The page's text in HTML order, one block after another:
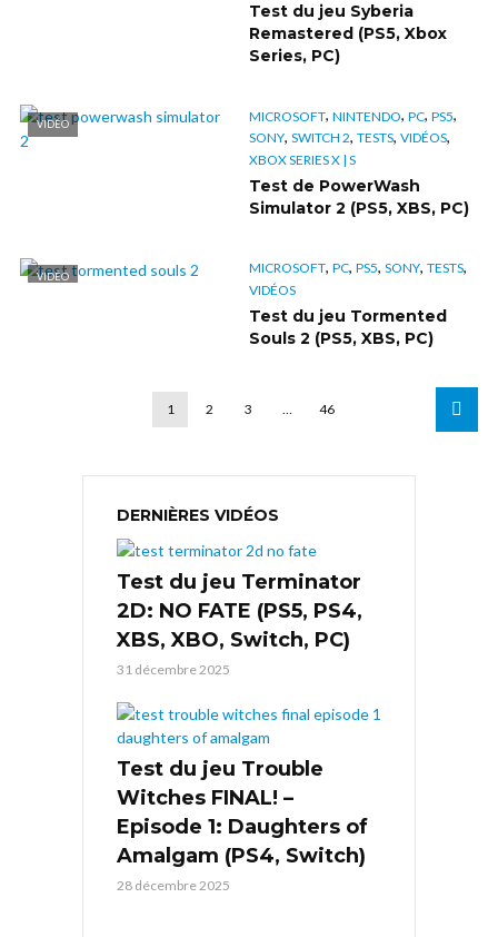
Test du jeu Syberia
Remastered (PS5, Xbox
Series, PC)
VIDÉO
MICROSOFT, NINTENDO, PC, PS5,
SONY, SWITCH 2, TESTS, VIDÉOS,
XBOX SERIES X | S
Test de PowerWash
Simulator 2 (PS5, XBS, PC)
VIDÉO
MICROSOFT, PC, PS5, SONY, TESTS,
VIDÉOS
Test du jeu Tormented
Souls 2 (PS5, XBS, PC)
1 2 3 … 46
DERNIÈRES VIDÉOS
Test du jeu Terminator
2D: NO FATE (PS5, PS4,
XBS, XBO, Switch, PC)
31 décembre 2025
Test du jeu Trouble
Witches FINAL! –
Episode 1: Daughters of
Amalgam (PS4, Switch)
28 décembre 2025